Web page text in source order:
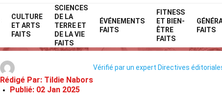
CULTURE
ET ARTS
FAITS
SCIENCES
DE LA
TERRE ET
DE LA VIE
FAITS
ÉVÉNEMENTS
FAITS
FITNESS
ET BIEN-
ÊTRE
FAITS
FAITS
Home Personnages PokémonFaits
40 Faits Sur Steenee (Pokémon)
Rédigé Par: Tildie Nabors
Publié: 02 Jan 2025
Vérifié par un expert Directives